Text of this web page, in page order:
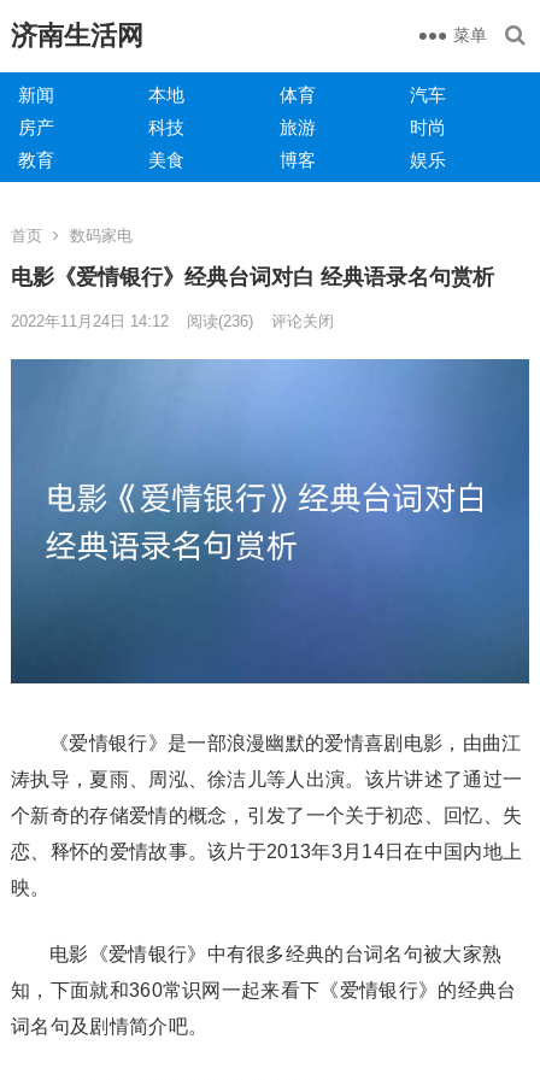
济南生活网 菜单
新闻 本地 体育
汽车
房产
科技 旅游
时尚
教育
美食 博客 娱乐
首页 数码家电
电影《爱情银行》经典台词对白 经典语录名句赏析
2022年11月24日 14:12 阅读(236) 评论关闭
《爱情银行》是一部浪漫幽默的爱情喜剧电影，由曲江
涛执导，夏雨、周泓、徐洁儿等人出演。该片讲述了通过一
个新奇的存储爱情的概念，引发了一个关于初恋、回忆、失
恋、释怀的爱情故事。该片于2013年3月14日在中国内地上
映。
电影《爱情银行》中有很多经典的台词名句被大家熟
知，下面就和360常识网一起来看下《爱情银行》的经典台
词名句及剧情简介吧。